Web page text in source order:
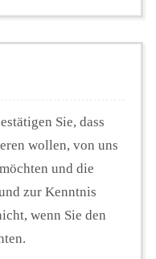
Sie, dass
wollen, von uns
und die
zur Kenntnis
wenn Sie den